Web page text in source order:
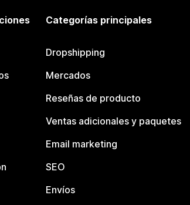
Categorías principales
Dropshipping
Mercados
Reseñas de producto
Ventas adicionales y paquetes
Email marketing
SEO
Envíos